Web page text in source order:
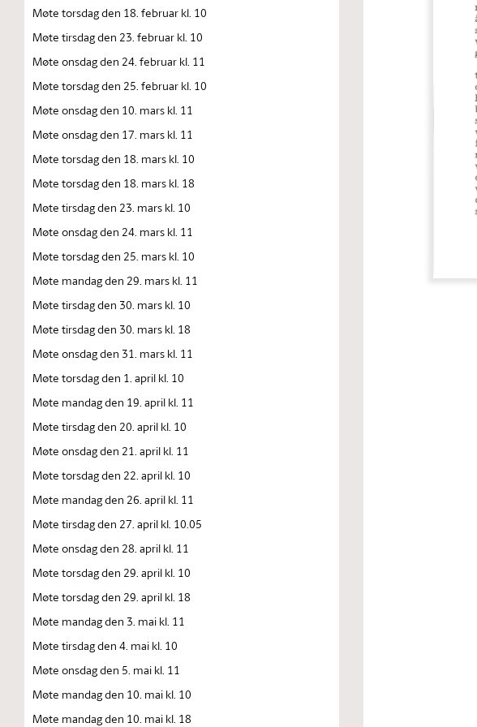
Møte torsdag den 18. februar kl. 10
Møte tirsdag den 23. februar kl. 10
Møte onsdag den 24. februar kl. 11
Møte torsdag den 25. februar kl. 10
Møte onsdag den 10. mars kl. 11
Møte onsdag den 17. mars kl. 11
Møte torsdag den 18. mars kl. 10
Møte torsdag den 18. mars kl. 18
Møte tirsdag den 23. mars kl. 10
Møte onsdag den 24. mars kl. 11
Møte torsdag den 25. mars kl. 10
Møte mandag den 29. mars kl. 11
Møte tirsdag den 30. mars kl. 10
Møte tirsdag den 30. mars kl. 18
Møte onsdag den 31. mars kl. 11
Møte torsdag den 1. april kl. 10
Møte mandag den 19. april kl. 11
Møte tirsdag den 20. april kl. 10
Møte onsdag den 21. april kl. 11
Møte torsdag den 22. april kl. 10
Møte mandag den 26. april kl. 11
Møte tirsdag den 27. april kl. 10.05
Møte onsdag den 28. april kl. 11
Møte torsdag den 29. april kl. 10
Møte torsdag den 29. april kl. 18
Møte mandag den 3. mai kl. 11
Møte tirsdag den 4. mai kl. 10
Møte onsdag den 5. mai kl. 11
Møte mandag den 10. mai kl. 10
Møte mandag den 10. mai kl. 18